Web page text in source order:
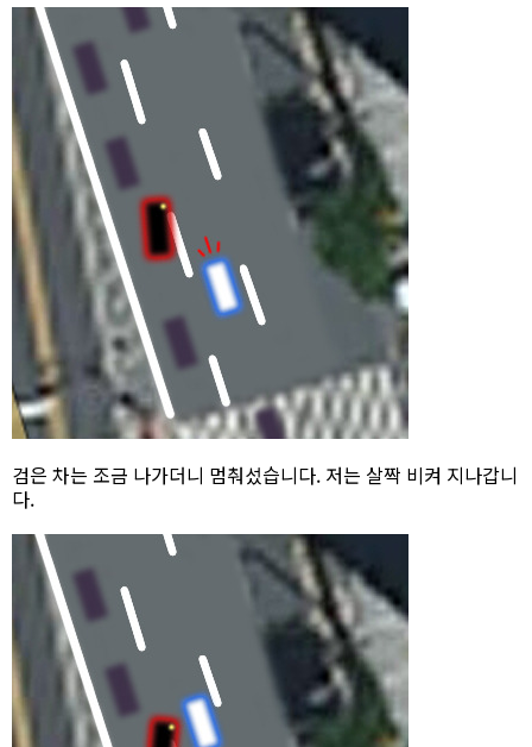
검은 차는 조금 나가더니 멈춰섰습니다. 저는 살짝 비켜 지나갑니
다.